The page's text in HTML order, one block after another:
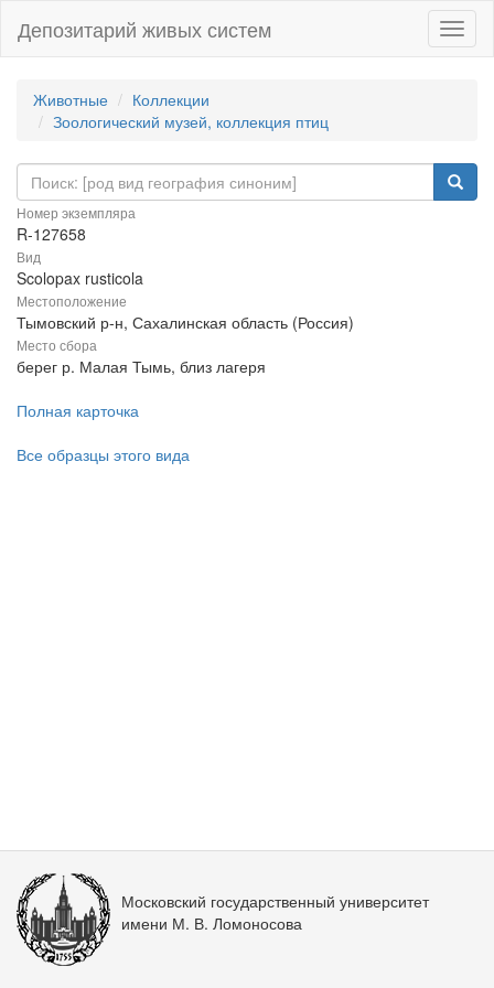
Депозитарий живых систем
Животные
Коллекции
Зоологический музей, коллекция птиц
Номер экземпляра
R-127658
Вид
Scolopax rusticola
Местоположение
Тымовский р-н, Сахалинская область (Россия)
Место сбора
берег р. Малая Тымь, близ лагеря
Полная карточка
Все образцы этого вида
Московский государственный университет
имени М. В. Ломоносова